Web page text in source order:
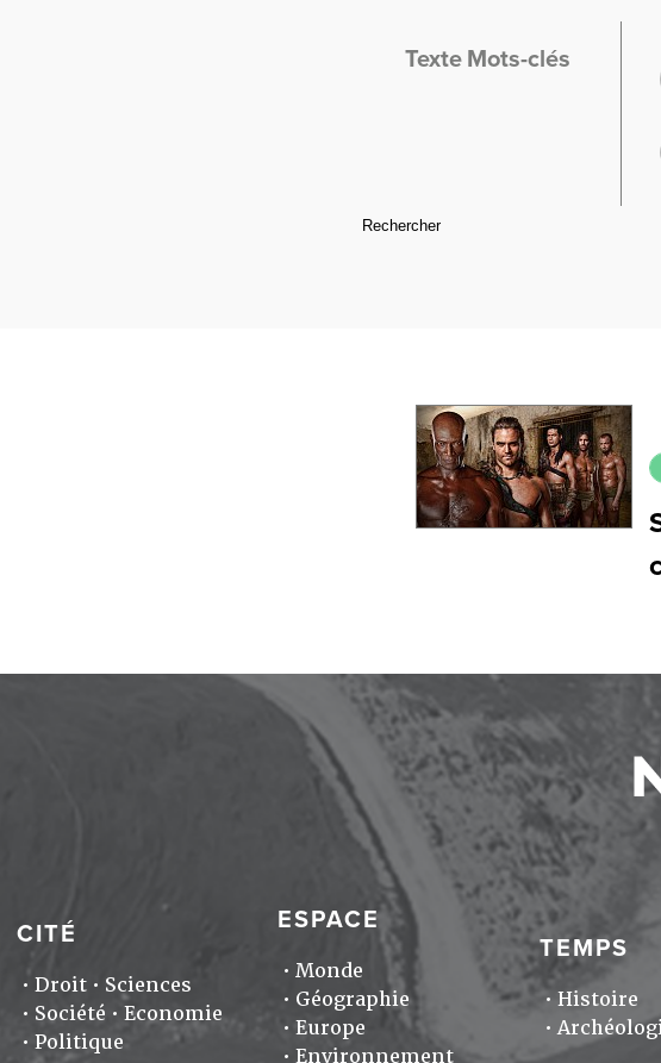
Texte Mots-clés
CITÉ
Droit
Sciences
Société
Economie
Politique
ESPACE
Monde
Géographie
Europe
Environnement
TEMPS
Histoire